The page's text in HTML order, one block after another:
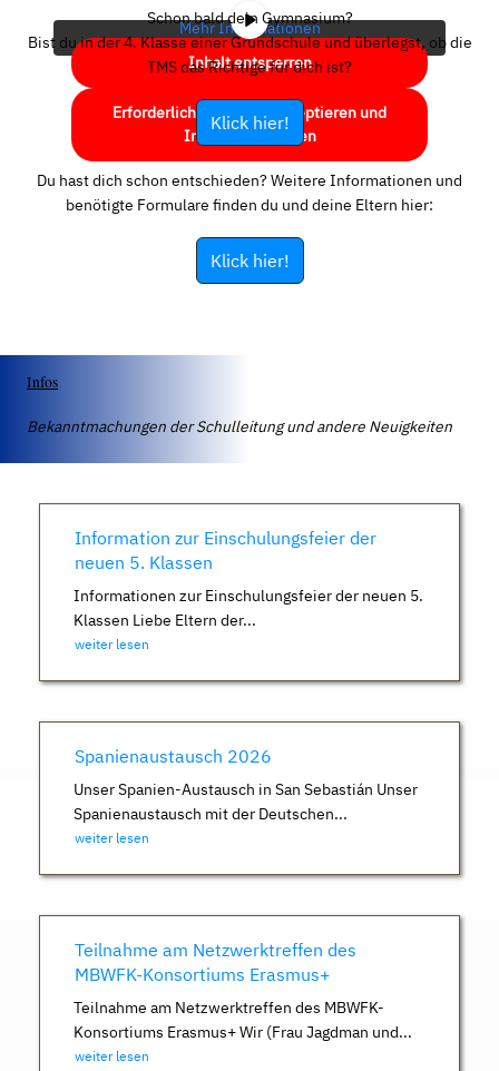
Mehr Informationen
Inhalt entsperren
Erforderlichen Service akzeptieren und
Inhalte entsperren
Schon bald dein Gymnasium?
Bist du in der 4. Klasse einer Grundschule und überlegst, ob die
TMS das Richtige für dich ist?
Klick hier!
Du hast dich schon entschieden? Weitere Informationen und
benötigte Formulare finden du und deine Eltern hier:
Klick hier!
Infos
Bekanntmachungen der Schulleitung und andere Neuigkeiten
Information zur Einschulungsfeier der
neuen 5. Klassen
Informationen zur Einschulungsfeier der neuen 5.
Klassen Liebe Eltern der...
weiter lesen
Spanienaustausch 2026
Unser Spanien-Austausch in San Sebastián Unser
Spanienaustausch mit der Deutschen...
weiter lesen
Teilnahme am Netzwerktreffen des
MBWFK-Konsortiums Erasmus+
Teilnahme am Netzwerktreffen des MBWFK-
Konsortiums Erasmus+ Wir (Frau Jagdman und...
weiter lesen